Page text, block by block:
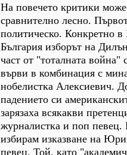
На повечето критики може
сравнително лесно.
политическо. Конкретно
България изборът на
част от "тоталната
върви в комбинация с
нобелистка Алексиевич.
падението си
зарязаха всякакви
журналистка и поп певец.
избирам изказване на
певец. Той, като